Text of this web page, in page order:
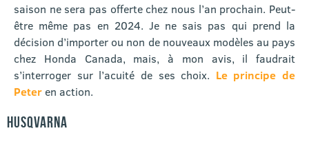
saison ne sera pas offerte chez nous l’an prochain. Peut-
être même pas en 2024. Je ne sais pas qui prend la
décision d’importer ou non de nouveaux modèles au pays
chez Honda Canada, mais, à mon avis, il faudrait
s’interroger sur l’acuité de ses choix. Le principe de
Peter en action.
HUSQVARNA